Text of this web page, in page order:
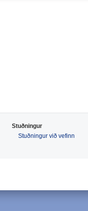
Stuðningur
Stuðningur við vefinn